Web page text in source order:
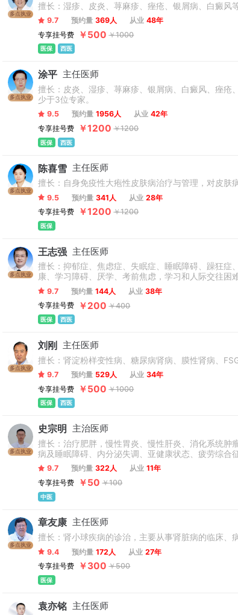
多点执业
擅长：湿疹、皮炎、荨麻疹、痤疮、银屑病、白癜风
9.7 预约量 369人 从业 48年
专享挂号费
￥500 ￥1000
医保 西医
多点执业
涂平 主任医师
擅长：皮炎、湿疹、荨麻疹、银屑病、白癜风、痤
少于3位专家。
9.5 预约量 1956人 从业 42年
专享挂号费
￥1200 ￥1200
医保 西医
多点执业
陈喜雪 主任医师
擅长：自身免疫性大疱性皮肤病治疗与管理，对皮肤
9.5 预约量 341人 从业 28年
专享挂号费
￥1200 ￥1200
医保
多点执业
王志强 主任医师
擅长：抑郁症、焦虑症、失眠症、睡眠障碍、躁狂
康、学习障碍、厌学、考前焦虑，学习和人际交往困
西医结合诊治；心理治疗与评估。
9.7 预约量 144人 从业 38年
专享挂号费
￥200 ￥400
医保 西医
多点执业
刘刚 主任医师
擅长：肾淀粉样变性病、糖尿病肾病、膜性肾病、
9.7 预约量 529人 从业 34年
专享挂号费
￥500 ￥1000
医保 西医
多点执业
史宗明 主治医师
擅长：治疗肥胖，慢性胃炎、慢性肝炎、消化系统
病及睡眠障碍、内分泌失调、亚健康状态、疲劳综合
9.7 预约量 322人 从业 11年
专享挂号费
￥50 ￥100
中医
多点执业
章友康 主任医师
擅长：肾小球疾病的诊治，主要从事肾脏病的临床、
9.4 预约量 172人 从业 27年
专享挂号费
￥300 ￥500
医保
袁亦铭 主任医师